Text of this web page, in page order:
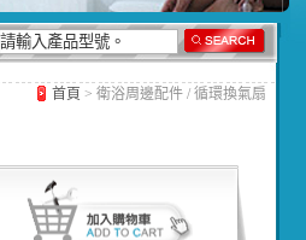
首頁 > 衛浴周邊配件 / 循環換氣扇